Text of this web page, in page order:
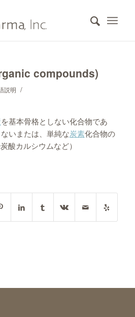
compounds)
説明 /
を基本骨格としない化合物であ
いまたは、単純な炭素化合物の
酸カルシウムなど）